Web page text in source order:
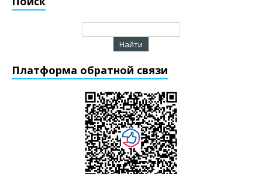
Платформа обратной связи